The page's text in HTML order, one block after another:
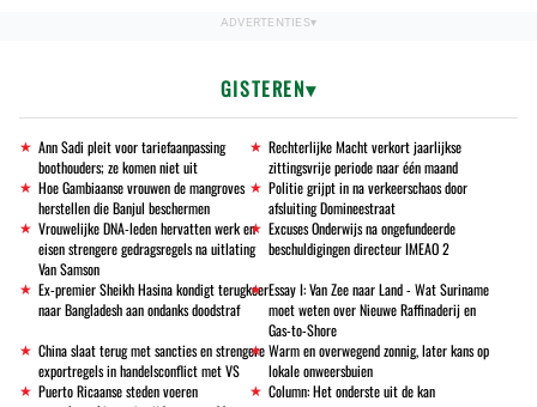
GISTEREN
Ann Sadi pleit voor tariefaanpassing
boothouders; ze komen niet uit
Rechterlijke Macht verkort jaarlijkse
zittingsvrije periode naar één maand
Hoe Gambiaanse vrouwen de mangroves
herstellen die Banjul beschermen
Politie grijpt in na verkeerschaos door
afsluiting Domineestraat
Vrouwelijke DNA-leden hervatten werk en
eisen strengere gedragsregels na uitlating
Van Samson
Excuses Onderwijs na ongefundeerde
beschuldigingen directeur IMEAO 2
Ex-premier Sheikh Hasina kondigt terugkeer
naar Bangladesh aan ondanks doodstraf
Essay I: Van Zee naar Land - Wat Suriname
moet weten over Nieuwe Raffinaderij en
Gas-to-Shore
China slaat terug met sancties en strengere
exportregels in handelsconflict met VS
Warm en overwegend zonnig, later kans op
lokale onweersbuien
Puerto Ricaanse steden voeren
Column: Het onderste uit de kan